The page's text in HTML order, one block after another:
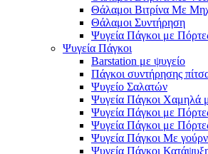
Θάλαμοι Βιτρίνα Με
Θάλαμοι Συντήρηση
Ψυγεία Πάγκοι με
Ψυγεία Πάγκοι
Barstation με ψυγείο
Πάγκοι συντήρησης
Ψυγείο Σαλατών
Ψυγεία Πάγκοι Χαμηλά
Ψυγεία Πάγκοι με
Ψυγεία Πάγκοι με
Ψυγεία Πάγκοι Με
Ψυγεία Πάγκοι